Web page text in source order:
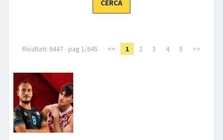
Risultati: 6447 - pag 1/645 << 1 2 3 4 5 >>